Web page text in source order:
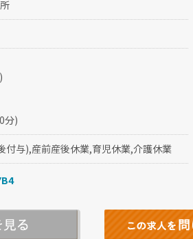
分)
付与),産前産後休業,育児休業,介護休業